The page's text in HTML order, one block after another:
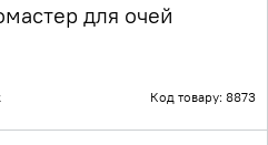
для очей
Код товару: 8873